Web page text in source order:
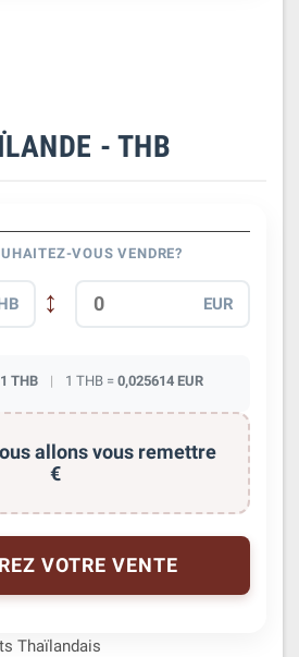
- THB
THB | 1 THB= 0,025614EUR
VOUS VENDRE?
↔ EUR
allons vous remettre
€
VOTRE VENTE
Thaïlandais